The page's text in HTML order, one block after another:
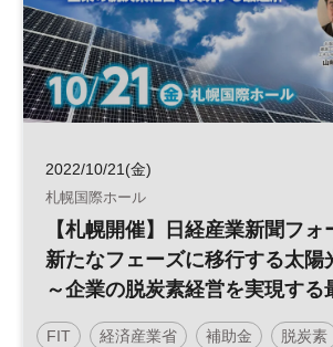
2022/10/21(金)
札幌国際ホール
【札幌開催】日経産業新聞フォ
新たなフェーズに移行する太陽
～企業の脱炭素経営を実現する
FIT 経済産業省 補助金 脱炭素